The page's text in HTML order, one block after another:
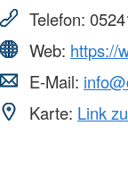
Telefon:
Web: https://
E-Mail:
Karte: Link